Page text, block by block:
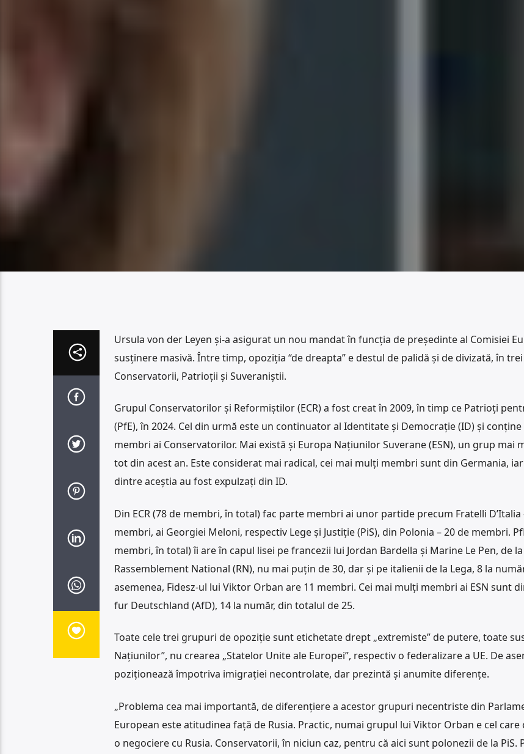
Ursula von der Leyen și-a asigurat un nou mandat în funcția de președinte al Comisiei
susținere masivă. Între timp, opoziția “de dreapta” e destul de palidă și de divizată, în
Conservatorii, Patrioții și Suveraniștii.
Grupul Conservatorilor și Reformiștilor (ECR) a fost creat în 2009, în timp ce Patrioți
(PfE), în 2024. Cel din urmă este un continuator al Identitate și Democrație (ID) și
membri ai Conservatorilor. Mai există și Europa Națiunilor Suverane (ESN), un grup mai
tot din acest an. Este considerat mai radical, cei mai mulți membri sunt din Germania,
dintre aceștia au fost expulzați din ID.
Din ECR (78 de membri, în total) fac parte membri ai unor partide precum Fratelli D’Italia
membri, ai Georgiei Meloni, respectiv Lege și Justiție (PiS), din Polonia – 20 de membri.
membri, în total) îi are în capul lisei pe francezii lui Jordan Bardella și Marine Le Pen, de la
Rassemblement National (RN), nu mai puțin de 30, dar și pe italienii de la Lega, 8 la
asemenea, Fidesz-ul lui Viktor Orban are 11 membri. Cei mai mulți membri ai ESN sunt
fur Deutschland (AfD), 14 la număr, din totalul de 25.
Toate cele trei grupuri de opoziție sunt etichetate drept „extremiste” de putere, toate
Națiunilor”, nu crearea „Statelor Unite ale Europei”, respectiv o federalizare a UE. De
poziționează împotriva imigrației necontrolate, dar prezintă și anumite diferențe.
„Problema cea mai importantă, de diferențiere a acestor grupuri necentriste din
European este atitudinea față de Rusia. Practic, numai grupul lui Viktor Orban e cel care
o negociere cu Rusia. Conservatorii, în niciun caz, pentru că aici sunt polonezii de la PiS.